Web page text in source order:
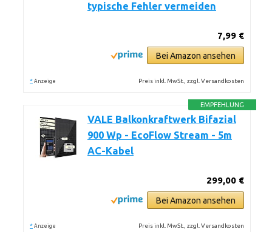
typische Fehler vermeiden
7,99 €
Bei Amazon ansehen
* Anzeige Preis inkl. MwSt., zzgl. Versandkosten
EMPFEHLUNG
VALE Balkonkraftwerk Bifazial
900 Wp - EcoFlow Stream - 5m
AC-Kabel
299,00 €
Bei Amazon ansehen
* Anzeige Preis inkl. MwSt., zzgl. Versandkosten